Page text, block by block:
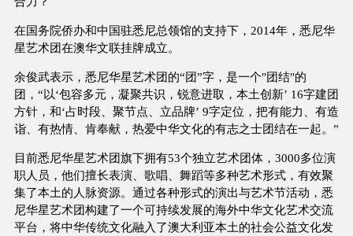
在国务院侨办和中国驻悉尼总领馆的支持下，2014年，悉尼华
星艺术团在澳华文联挂牌成立。
余俊武表示，悉尼华星艺术团的“团”字，是一个"团结"的
团，“以‘包容多元，凝聚共识，锐意进取，本土创新’ 16字建团
方针，和‘占时段、聚节点、立品牌’ 9字定位，把有能力、有造
诣、有热情、肯奉献，热爱中华文化的有志之士团结在一起。”
目前悉尼华星艺术团旗下拥有53个独立艺术团体，3000多位演
职人员，他们擅长表演、歌唱、舞蹈等多种艺术形式，有效聚
集了本土的人脉资源。通过各种形式的演出与艺术节活动，悉
尼华星艺术团构建了一个可持续发展的海外中华文化艺术交流
平台，将中华传统文化融入了澳大利亚本土的社会公益文化发